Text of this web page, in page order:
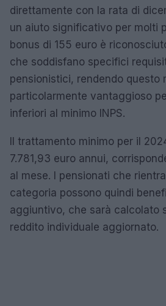
direttamente con la rata di
un aiuto significativo per molti
bonus di 155 euro è
che soddisfano specifici
pensionistici, rendendo questo
particolarmente vantaggioso
inferiori al minimo INPS.
Il trattamento minimo per il
7.781,93 euro annui,
al mese. I pensionati che
categoria possono quindi
aggiuntivo, che sarà calcolato
reddito individuale aggiornato.